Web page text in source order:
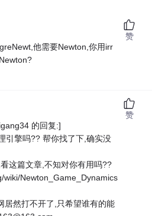
他需要Newton,你用irr
赞
的回复:]
引擎吗?? 帮你找了下,确实没
这篇文章,不知对你有用吗??
wiki/Newton_Game_Dynamics
居然打不开了,只希望谁有的能
赞